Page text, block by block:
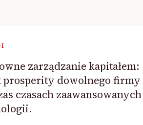
zarządzanie kapitałem:
prosperity dowolnego firmy
czasach zaawansowanych